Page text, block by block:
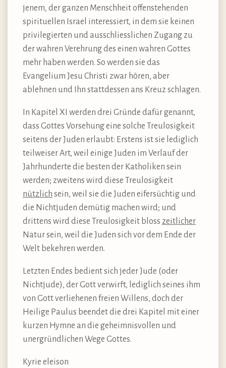
jenem, der ganzen Menschheit offenstehenden
spirituellen Israel interessiert, in dem sie keinen
privilegierten und ausschliesslichen Zugang zu
der wahren Verehrung des einen wahren Gottes
mehr haben werden. So werden sie das
Evangelium Jesu Christi zwar hören, aber
ablehnen und Ihn stattdessen ans Kreuz schlagen.
In Kapitel XI werden drei Gründe dafür genannt,
dass Gottes Vorsehung eine solche Treulosigkeit
seitens der Juden erlaubt: Erstens ist sie lediglich
teilweiser Art, weil einige Juden im Verlauf der
Jahrhunderte die besten der Katholiken sein
werden; zweitens wird diese Treulosigkeit
nützlich sein, weil sie die Juden eifersüchtig und
die Nichtjuden demütig machen wird; und
drittens wird diese Treulosigkeit bloss zeitlicher
Natur sein, weil die Juden sich vor dem Ende der
Welt bekehren werden.
Letzten Endes bedient sich jeder Jude (oder
Nichtjude), der Gott verwirft, lediglich seines ihm
von Gott verliehenen freien Willens, doch der
Heilige Paulus beendet die drei Kapitel mit einer
kurzen Hymne an die geheimnisvollen und
unergründlichen Wege Gottes.
Kyrie eleison